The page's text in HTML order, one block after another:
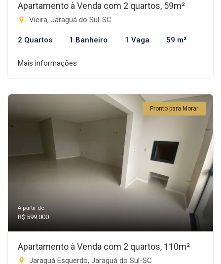
Apartamento à Venda com 2 quartos, 59m²
Vieira, Jaraguá do Sul-SC
2 Quartos 1 Banheiro 1 Vaga 59 m²
Mais informações
Pronto para Morar
A partir de:
R$ 599.000
Apartamento à Venda com 2 quartos, 110m²
Jaraguá Esquerdo, Jaraguá do Sul-SC